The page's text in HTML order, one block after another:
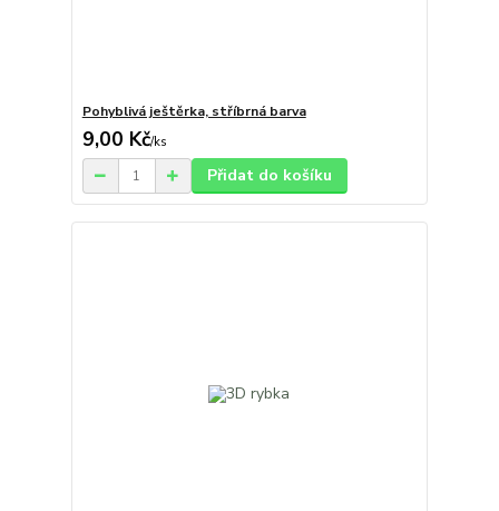
Pohyblivá ještěrka, stříbrná barva
9,00 Kč/ks
Přidat do košíku